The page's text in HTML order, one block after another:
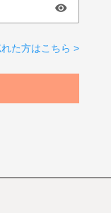
た方はこちら >